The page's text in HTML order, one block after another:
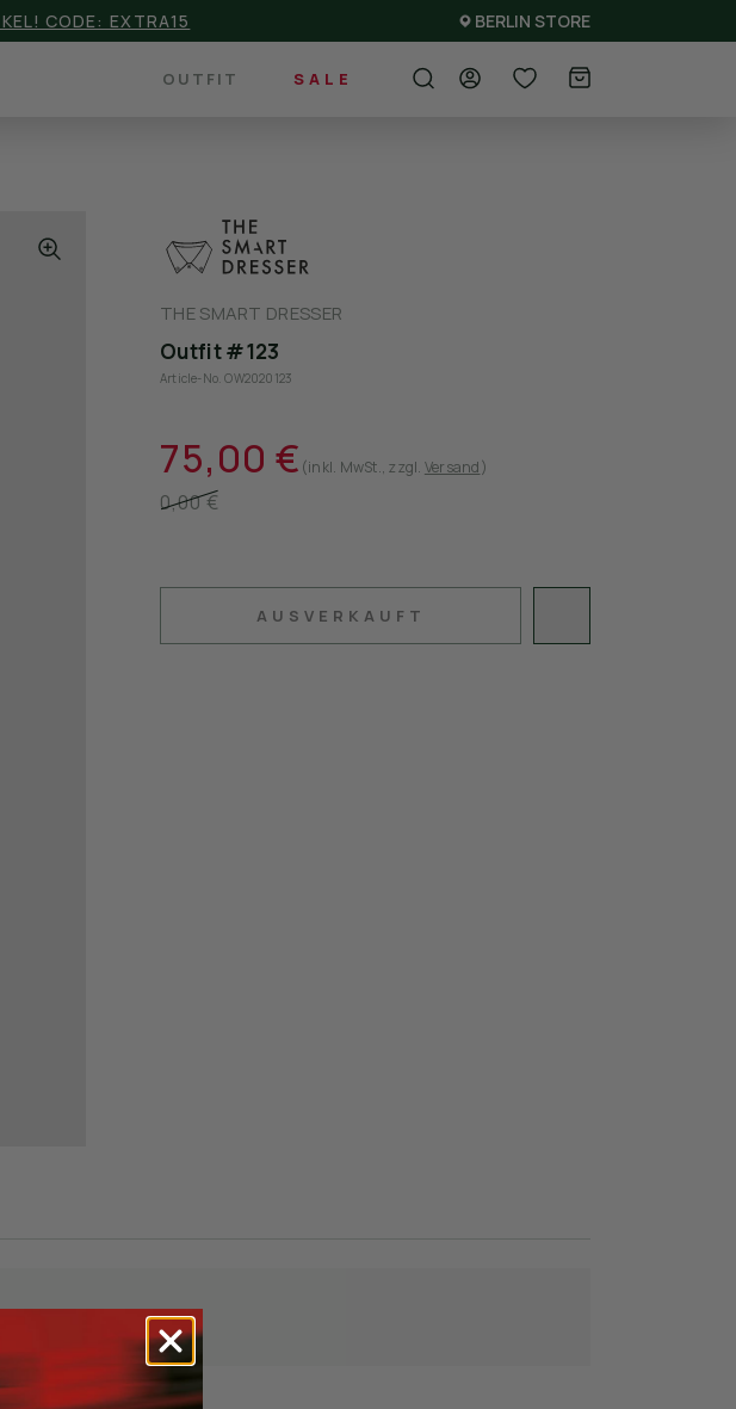
CODE: EXTRA15 BERLIN STORE
OUTFIT SALE
THE SMART DRESSER
Outfit #123
Article-No. OW2020123
75,00 € (inkl. MwSt., zzgl. Versand)
0,00 €
AUSVERKAUFT